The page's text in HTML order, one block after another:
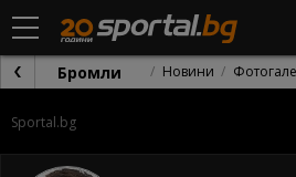
Бромли Новини
Sportal.bg